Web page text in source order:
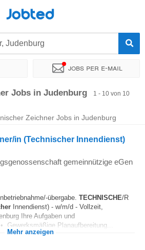
Jobted
Judenburg
Jobs per e-mail
Standort Unternehmen
Jobs in Judenburg 1 - 10 von 10
Zeichner Jobs in Judenburg
in (Technischer Innendienst)
gemeinnützige eGen
übergabe. TECHNISCHE/R
Innendienst) - w/m/d - Vollzeit,
Ihre Aufgaben und
Gewerksmäßige Planaufbereitung...
Mehr anzeigen